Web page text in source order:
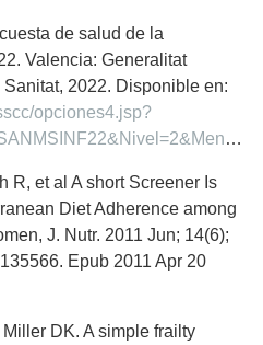
de salud de la
Valencia: Generalitat
2022. Disponible en:
opciones4.jsp?
R, et al A short Screener Is
Diet Adherence among
J. Nutr. 2011 Jun; 14(6);
Epub 2011 Apr 20
DK. A simple frailty